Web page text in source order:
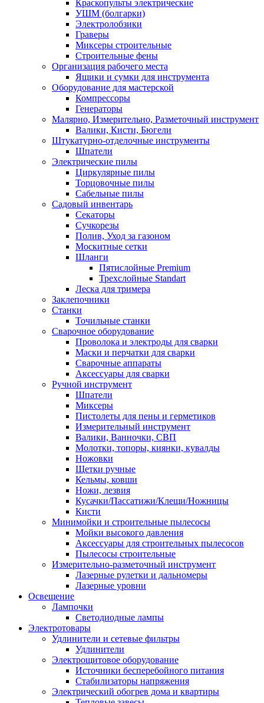
Краскопульты электрические
УШМ (болгарки)
Электролобзики
Граверы
Миксеры строительные
Строительные фены
Организация рабочего места
Ящики и сумки для инструмента
Оборудование для мастерской
Компрессоры
Генераторы
Малярно, Измерительно, Разметочный инструмент
Валики, Кисти, Бюгели
Штукатурно-отделочные инструменты
Шпатели
Электрические пилы
Циркулярные пилы
Торцовочные пилы
Сабельные пилы
Садовый инвентарь
Секаторы
Сучкорезы
Полив, Уход за газоном
Москитные сетки
Шланги
Пятислойные Premium
Трехслойные Standart
Леска для тримера
Заклепочники
Станки
Точильные станки
Сварочное оборудование
Проволока и электроды для сварки
Маски и перчатки для сварки
Сварочные аппараты
Аксессуары для сварки
Ручной инструмент
Шпатели
Миксеры
Пистолеты для пены и герметиков
Измерительный инструмент
Валики, Ванночки, СВП
Молотки, топоры, киянки, кувалды
Ножовки
Щетки ручные
Кельмы, ковши
Ножи, лезвия
Кусачки/Пассатижи/Клещи/Ножницы
Кисти
Минимойки и строительные пылесосы
Мойки высокого давления
Аксессуары для строительных пылесосов
Пылесосы строительные
Измерительно-разметочный инструмент
Лазерные рулетки и дальномеры
Лазерные уровни
Освещение
Лампочки
Светодиодные лампы
Электротовары
Удлинители и сетевые фильтры
Удлинители
Электрощитовое оборудование
Источники бесперебойного питания
Стабилизаторы напряжения
Электрический обогрев дома и квартиры